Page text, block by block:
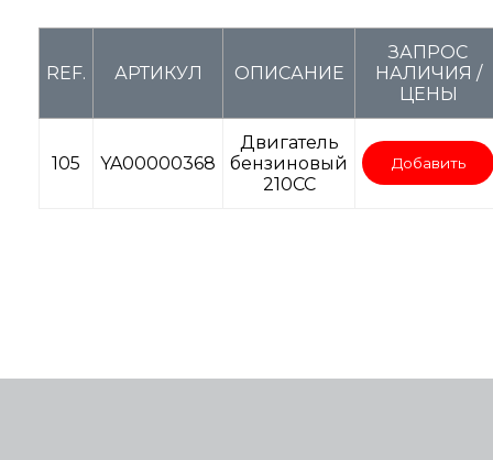
REF. АРТИКУЛ ОПИСАНИЕ
ЗАПРОС
НАЛИЧИЯ /
ЦЕНЫ
105 YA00000368
Двигатель
бензиновый
210CC
Добавить